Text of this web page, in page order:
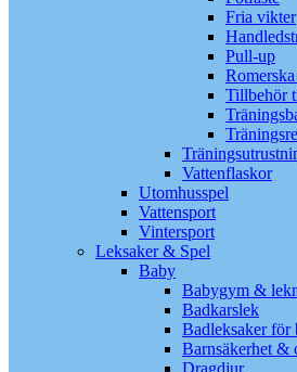
Fria vikter
Pull-up
Tillbehör
Vattenflaskor
Utomhusspel
Vattensport
Vintersport
Leksaker & Spel
Baby
Babygym &
Badkarslek
Badleksaker för
Barnsäkerhet &
Dragdjur